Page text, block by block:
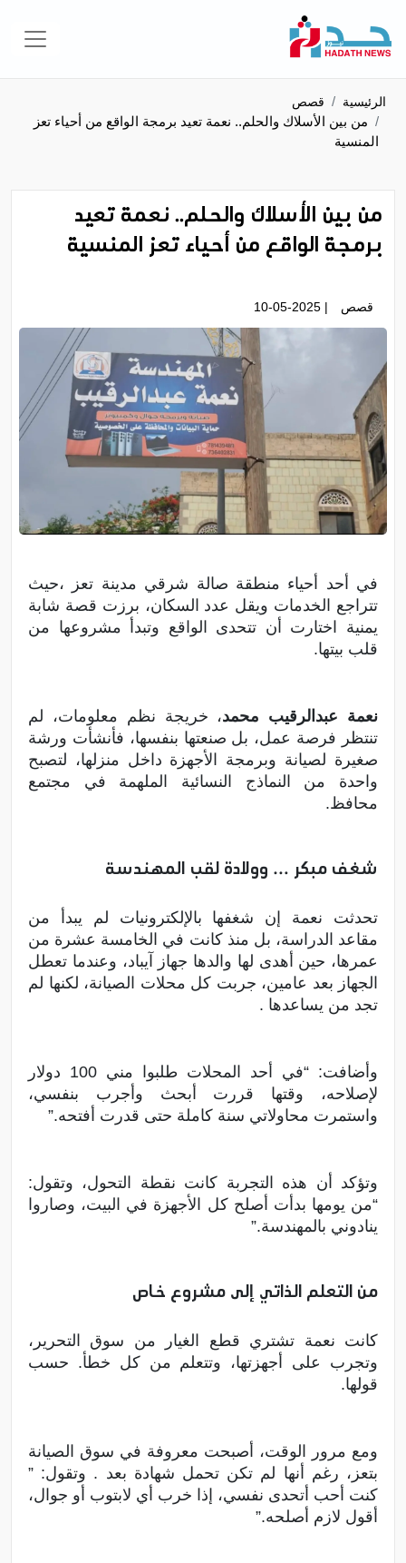
الرئيسية قصص
من بين الأسلاك والحلم.. نعمة تعيد برمجة الواقع من أحياء تعز
المنسية
من بين الأسلاك والحلم.. نعمة تعيد
برمجة الواقع من أحياء تعز المنسية
قصص | 10-05-2025
في أحد أحياء منطقة صالة شرقي مدينة تعز ،حيث
تتراجع الخدمات ويقل عدد السكان، برزت قصة شابة
يمنية اختارت أن تتحدى الواقع وتبدأ مشروعها من
قلب بيتها.
نعمة عبدالرقيب محمد، خريجة نظم معلومات، لم
تنتظر فرصة عمل، بل صنعتها بنفسها، فأنشأت ورشة
صغيرة لصيانة وبرمجة الأجهزة داخل منزلها، لتصبح
واحدة من النماذج النسائية الملهمة في مجتمع
محافظ.
شغف مبكر … وولادة لقب المهندسة
تحدثت نعمة إن شغفها بالإلكترونيات لم يبدأ من
مقاعد الدراسة، بل منذ كانت في الخامسة عشرة من
عمرها، حين أهدى لها والدها جهاز آيباد، وعندما تعطل
الجهاز بعد عامين، جربت كل محلات الصيانة، لكنها لم
تجد من يساعدها .
وأضافت: “في أحد المحلات طلبوا مني 100 دولار
لإصلاحه، وقتها قررت أبحث وأجرب بنفسي،
واستمرت محاولاتي سنة كاملة حتى قدرت أفتحه.”
وتؤكد أن هذه التجربة كانت نقطة التحول، وتقول:
“من يومها بدأت أصلح كل الأجهزة في البيت، وصاروا
ينادوني بالمهندسة.”
من التعلم الذاتي إلى مشروع خاص
كانت نعمة تشتري قطع الغيار من سوق التحرير،
وتجرب على أجهزتها، وتتعلم من كل خطأ. حسب
قولها.
ومع مرور الوقت، أصبحت معروفة في سوق الصيانة
بتعز، رغم أنها لم تكن تحمل شهادة بعد . وتقول: ”
كنت أحب أتحدى نفسي، إذا خرب أي لابتوب أو جوال،
أقول لازم أصلحه.”